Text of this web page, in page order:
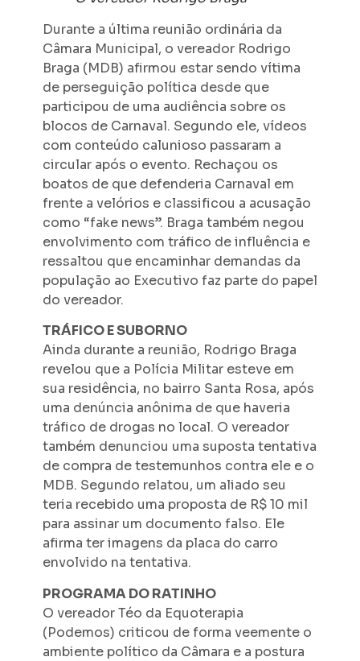
Durante a última reunião ordinária da
Câmara Municipal, o vereador Rodrigo
Braga (MDB) afirmou estar sendo vítima
de perseguição política desde que
participou de uma audiência sobre os
blocos de Carnaval. Segundo ele, vídeos
com conteúdo calunioso passaram a
circular após o evento. Rechaçou os
boatos de que defenderia Carnaval em
frente a velórios e classificou a acusação
como “fake news”. Braga também negou
envolvimento com tráfico de influência e
ressaltou que encaminhar demandas da
população ao Executivo faz parte do papel
do vereador.
TRÁFICO E SUBORNO
Ainda durante a reunião, Rodrigo Braga
revelou que a Polícia Militar esteve em
sua residência, no bairro Santa Rosa, após
uma denúncia anônima de que haveria
tráfico de drogas no local. O vereador
também denunciou uma suposta tentativa
de compra de testemunhos contra ele e o
MDB. Segundo relatou, um aliado seu
teria recebido uma proposta de R$ 10 mil
para assinar um documento falso. Ele
afirma ter imagens da placa do carro
envolvido na tentativa.
PROGRAMA DO RATINHO
O vereador Téo da Equoterapia
(Podemos) criticou de forma veemente o
ambiente político da Câmara e a postura